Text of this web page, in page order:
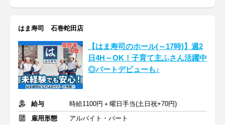
はま寿司 石巻蛇田店
【はま寿司のホール(～17時)】週2
日4H～OK！子育て主ふさん活躍中
◎パートデビューも♪
給与
時給1100円＋曜日手当(土日祝+70円)
雇用形態
アルバイト・パート